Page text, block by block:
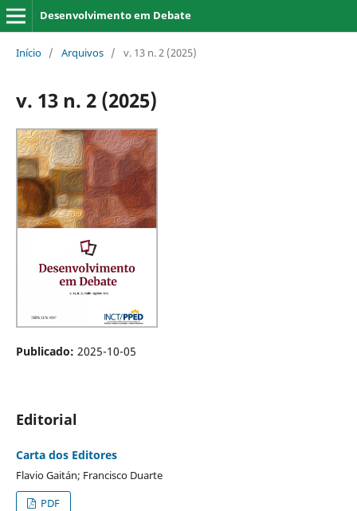
Desenvolvimento em Debate
Início / Arquivos / v. 13 n. 2 (2025)
v. 13 n. 2 (2025)
Publicado: 2025-10-05
Editorial
Carta dos Editores
Flavio Gaitán; Francisco Duarte
PDF